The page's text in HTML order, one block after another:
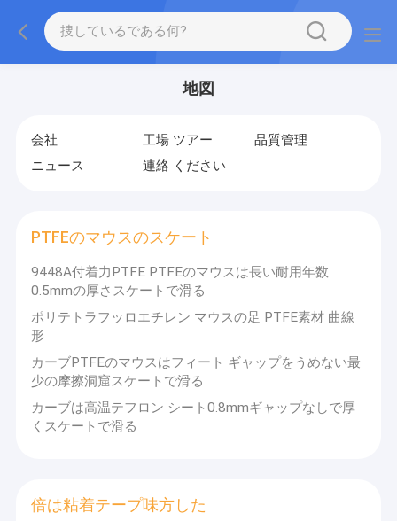
地図
会社 工場 ツアー
品質管理
ニュース
連絡 ください
PTFEのマウスのスケート
9448A付着力PTFE PTFEのマウスは長い耐用年数
0.5mmの厚さスケートで滑る
ポリテトラフッロエチレン マウスの足 PTFE素材 曲線
形
カーブPTFEのマウスはフィート ギャップをうめない最
少の摩擦洞窟スケートで滑る
カーブは高温テフロン シート0.8mmギャップなしで厚
くスケートで滑る
倍は粘着テープ味方した